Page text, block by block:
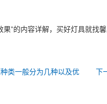
”的内容详解，买好灯具就找
类一般分为几种以及优
下